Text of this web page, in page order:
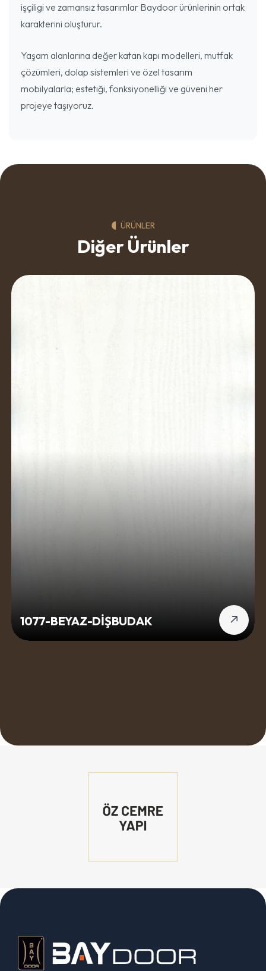
işçiligi ve zamansız tasarımlar Baydoor ürünlerinin ortak
karakterini oluşturur.
Yaşam alanlarına değer katan kapı modelleri, mutfak
çözümleri, dolap sistemleri ve özel tasarım
mobilyalarla; estetiği, fonksiyonelliği ve güveni her
projeye taşıyoruz.
ÜRÜNLER
Diğer Ürünler
1077-BEYAZ-DİŞBUDAK